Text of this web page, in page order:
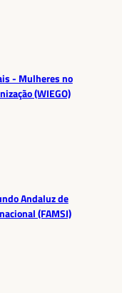
- Mulheres no
(WIEGO)
Andaluz de
(FAMSI)